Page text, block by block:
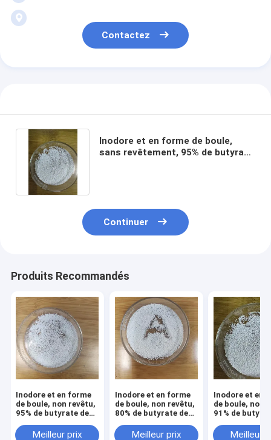
Contactez
Inodore et en forme de boule,
sans revêtement, 95% de butyrate
Continuer
Produits Recommandés
Inodore et en forme
de boule, non revêtu,
95% de butyrate de
Meilleur prix
Inodore et en forme
de boule, non revêtu,
80% de butyrate de
Meilleur prix
Inodore et en
de boule, non
91% de
Meilleur